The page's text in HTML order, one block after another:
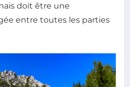
doit être une
entre toutes les parties